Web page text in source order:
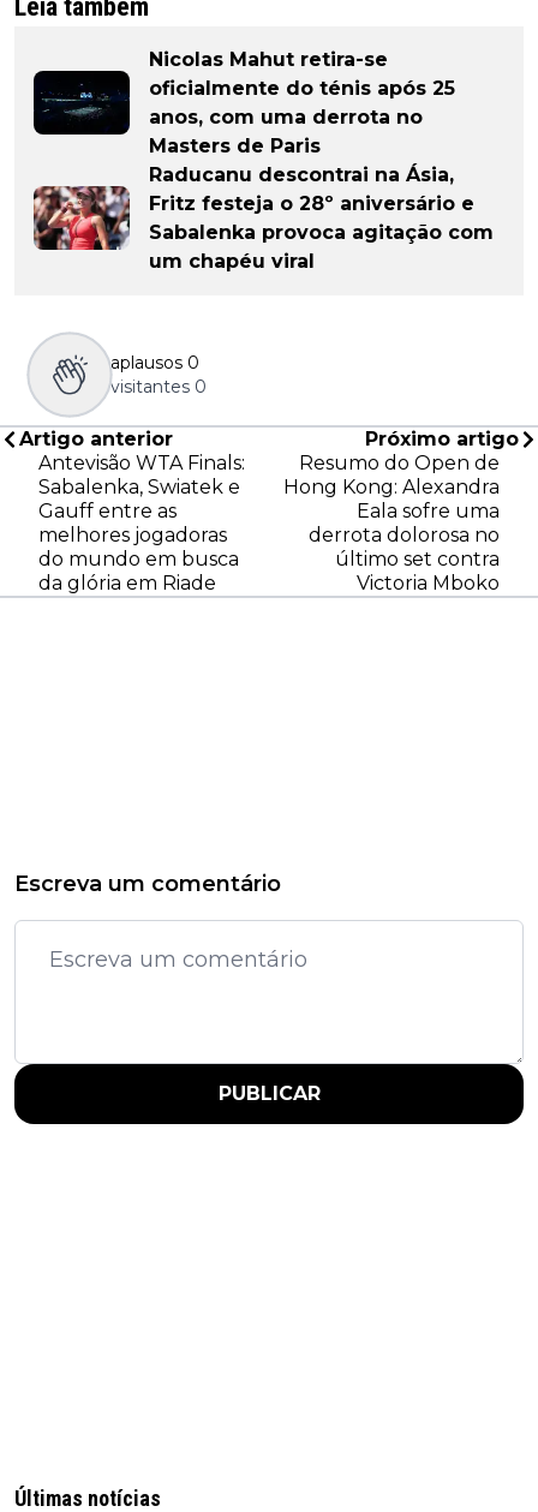
Leia também
Nicolas Mahut retira-se
oficialmente do ténis após 25
anos, com uma derrota no
Masters de Paris
Raducanu descontrai na Ásia,
Fritz festeja o 28º aniversário e
Sabalenka provoca agitação com
um chapéu viral
aplausos 0
visitantes 0
Artigo anterior
Antevisão WTA Finals:
Sabalenka, Swiatek e
Gauff entre as
melhores jogadoras
do mundo em busca
da glória em Riade
Próximo artigo
Resumo do Open de
Hong Kong: Alexandra
Eala sofre uma
derrota dolorosa no
último set contra
Victoria Mboko
Escreva um comentário
PUBLICAR
Últimas notícias